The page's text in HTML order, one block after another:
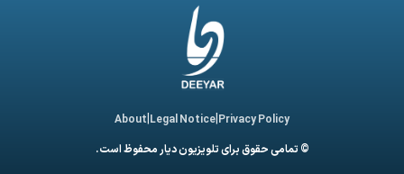
Privacy Policy
|
Legal Notice
|
About
© تمامی حقوق برای تلویزیون دیار محفوظ است.